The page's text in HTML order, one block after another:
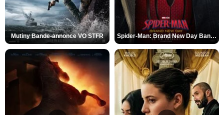
Mutiny Bande-annonce VO STFR Spider-Man: Brand New Day Bande-annonce VO STFR